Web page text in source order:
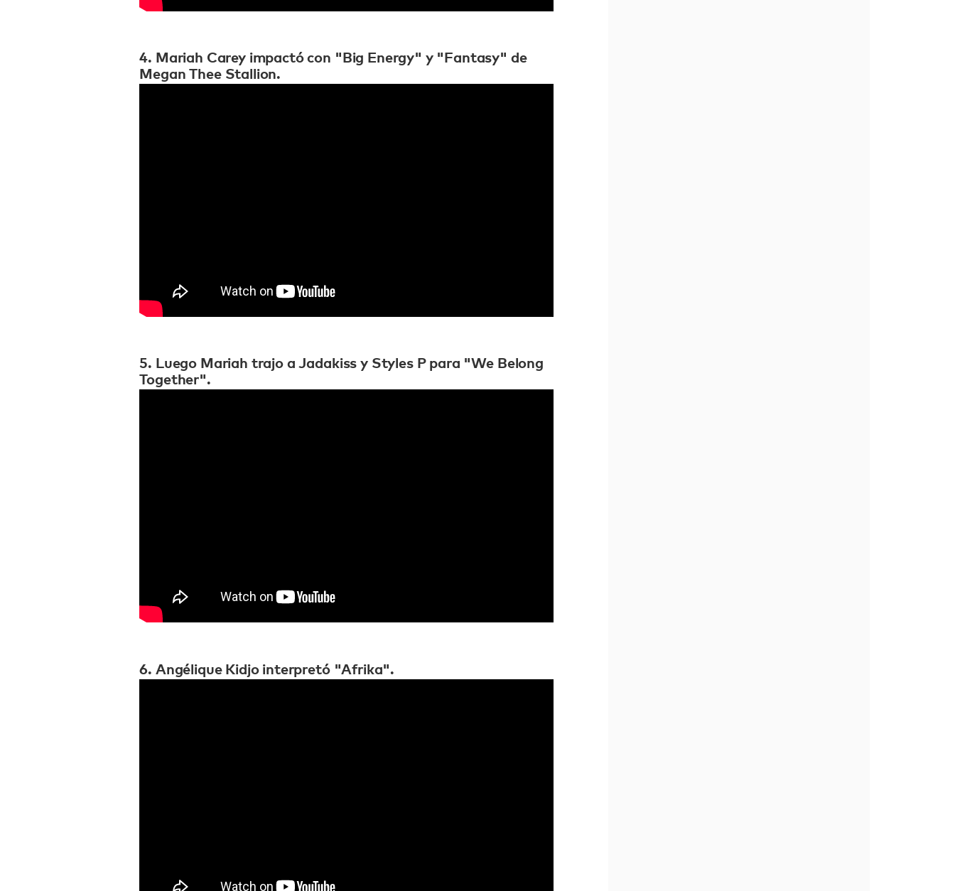
4. Mariah Carey impactó con "Big Energy" y "Fantasy" de
Megan Thee Stallion.
5. Luego Mariah trajo a Jadakiss y Styles P para "We Belong
Together".
6. Angélique Kidjo interpretó "Afrika".